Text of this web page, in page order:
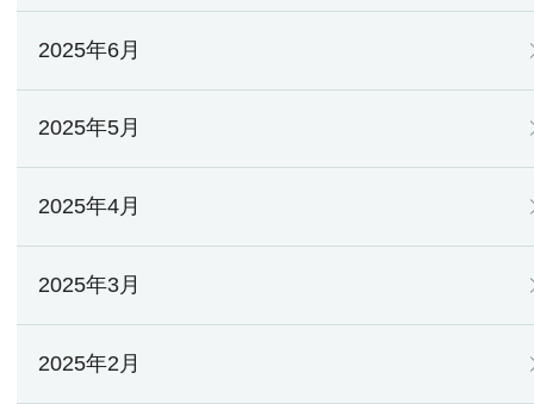
2025年6月
2025年5月
2025年4月
2025年3月
2025年2月